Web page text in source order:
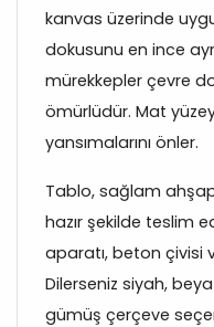
kanvas üzerinde
dokusunu en ince
mürekkepler çevre
ömürlüdür. Mat
yansımalarını önler.
Tablo, sağlam
hazır şekilde teslim
aparatı, beton çivisi
Dilerseniz siyah,
gümüş çerçeve